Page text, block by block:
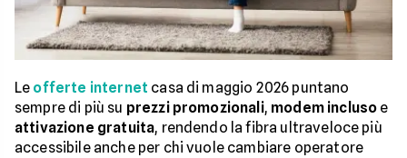
Le offerte internet casa di maggio 2026 puntano
sempre di più su prezzi promozionali, modem incluso e
attivazione gratuita, rendendo la fibra ultraveloce più
accessibile anche per chi vuole cambiare operatore